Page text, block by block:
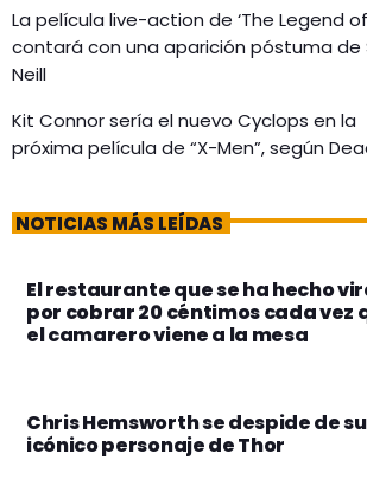
La película live-action de ‘The Legend
contará con una aparición póstuma de
Neill
Kit Connor sería el nuevo Cyclops en la
próxima película de “X-Men”, según
NOTICIAS MÁS LEÍDAS
El restaurante que se ha hecho
por cobrar 20 céntimos cada vez
el camarero viene a la mesa
Chris Hemsworth se despide de su
icónico personaje de Thor